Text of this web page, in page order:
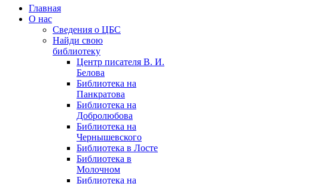
Главная
О нас
Сведения о ЦБС
Найди свою
библиотеку
Центр писателя В. И.
Белова
Библиотека на
Панкратова
Библиотека на
Добролюбова
Библиотека на
Чернышевского
Библиотека в Лосте
Библиотека в
Молочном
Библиотека на